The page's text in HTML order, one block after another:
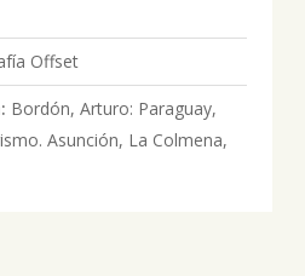
Offset
Bordón, Arturo: Paraguay,
Asunción, La Colmena,